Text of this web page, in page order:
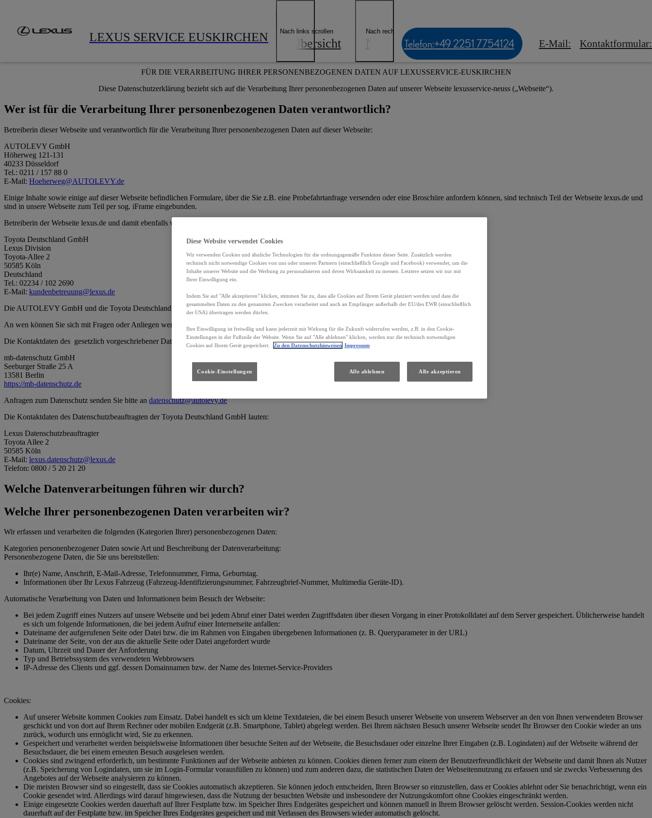
LEXUS SERVICE EUSKIRCHEN Übersicht News & Events Service
Nach links scrollen Nach rechts scrollen
Telefon:+49 2251 7754124 E-Mail: Kontaktformular:
Datenschutzerklärung
FÜR DIE VERARBEITUNG IHRER PERSONENBEZOGENEN DATEN AUF LEXUSSERVICE-EUSKIRCHEN
Diese Datenschutzerklärung bezieht sich auf die Verarbeitung Ihrer personenbezogenen Daten auf unserer Webseite lexusservice-neuss („Webseite“).
Wer ist für die Verarbeitung Ihrer personenbezogenen Daten verantwortlich?
Betreiberin dieser Webseite und verantwortlich für die Verarbeitung Ihrer personenbezogenen Daten auf dieser Webseite:
AUTOLEVY GmbH
Höherweg 121-131
40233 Düsseldorf
Tel.: 0211 / 157 88 0
E-Mail: Hoeherweg@AUTOLEVY.de
Einige Inhalte sowie einige auf dieser Webseite befindlichen Formulare, über die Sie z.B. eine Probefahrtanfrage versenden oder eine Broschüre anfordern können, sind technisch Teil der Webseite lexus.de und
sind in unsere Webseite zum Teil per sog. iFrame eingebunden.
Betreiberin der Webseite lexus.de und damit ebenfalls verantwortlich für die Verarbeitung Ihrer personenbezogenen Daten:
Toyota Deutschland GmbH
Lexus Division
Toyota-Allee 2
50585 Köln
Deutschland
Tel.: 02234 / 102 2690
E-Mail: kundenbetreuung@lexus.de
Die AUTOLEVY GmbH und die Toyota Deutschland GmbH werden nachfolgend gemeinsam „Lexus“, „wir“ und/oder „uns“ genannt.
An wen können Sie sich mit Fragen oder Anliegen wenden?
Die Kontaktdaten des gesetzlich vorgeschriebener Datenschutzbeauftragten der AUTOLEVY GmbH lauten:
mb-datenschutz GmbH
Seeburger Straße 25 A
13581 Berlin
https://mb-datenschutz.de
Anfragen zum Datenschutz senden Sie bitte an datenschutz@autolevy.de
Die Kontaktdaten des Datenschutzbeauftragten der Toyota Deutschland GmbH lauten:
Lexus Datenschutzbeauftragter
Toyota Allee 2
50585 Köln
E-Mail: lexus.datenschutz@lexus.de
Telefon: 0800 / 5 20 21 20
Welche Datenverarbeitungen führen wir durch?
Welche Ihrer personenbezogenen Daten verarbeiten wir?
Wir erfassen und verarbeiten die folgenden (Kategorien Ihrer) personenbezogenen Daten:
Kategorien personenbezogener Daten sowie Art und Beschreibung der Datenverarbeitung:
Personenbezogene Daten, die Sie uns bereitstellen:
Ihr(e) Name, Anschrift, E-Mail-Adresse, Telefonnummer, Firma, Geburtstag.
Informationen über Ihr Lexus Fahrzeug (Fahrzeug-Identifizierungsnummer, Fahrzeugbrief-Nummer, Multimedia Geräte-ID).
Automatische Verarbeitung von Daten und Informationen beim Besuch der Webseite:
Bei jedem Zugriff eines Nutzers auf unsere Webseite und bei jedem Abruf einer Datei werden Zugriffsdaten über diesen Vorgang in einer Protokolldatei auf dem Server gespeichert. Üblicherweise handelt
es sich um folgende Informationen, die bei jedem Aufruf einer Internetseite anfallen:
Dateiname der aufgerufenen Seite oder Datei bzw. die im Rahmen von Eingaben übergebenen Informationen (z. B. Queryparameter in der URL)
Dateiname der Seite, von der aus die aktuelle Seite oder Datei angefordert wurde
Datum, Uhrzeit und Dauer der Anforderung
Typ und Betriebssystem des verwendeten Webbrowsers
IP-Adresse des Clients und ggf. dessen Domainnamen bzw. der Name des Internet-Service-Providers
Cookies:
Auf unserer Website kommen Cookies zum Einsatz. Dabei handelt es sich um kleine Textdateien, die bei einem Besuch unserer Webseite von unserem Webserver an den von Ihnen verwendeten Browser
geschickt und von dort auf Ihrem Rechner oder mobilen Endgerät (z.B. Smartphone, Tablet) abgelegt werden. Bei Ihrem nächsten Besuch unserer Webseite sendet Ihr Browser den Cookie wieder an uns
zurück, wodurch uns ermöglicht wird, Sie zu erkennen.
Gespeichert und verarbeitet werden beispielsweise Informationen über besuchte Seiten auf der Webseite, die Besuchsdauer oder einzelne Ihrer Eingaben (z.B. Logindaten) auf der Webseite während der
Besuchsdauer, die bei einem erneuten Besuch ausgelesen werden.
Cookies sind zwingend erforderlich, um bestimmte Funktionen auf der Webseite anbieten zu können. Cookies dienen ferner zum einem der Benutzerfreundlichkeit der Webseite und damit Ihnen als Nutzer
(z.B. Speicherung von Logindaten, um sie im Login-Formular vorausfüllen zu können) und zum anderen dazu, die statistischen Daten der Webseitennutzung zu erfassen und sie zwecks Verbesserung des
Angebotes auf der Webseite analysieren zu können.
Die meisten Browser sind so eingestellt, dass sie Cookies automatisch akzeptieren. Sie können jedoch entscheiden, Ihren Browser so einzustellen, dass er Cookies ablehnt oder Sie benachrichtigt, wenn ein
Cookie gesendet wird. Allerdings wird darauf hingewiesen, dass die Nutzung der besuchten Website und insbesondere der Nutzungskomfort ohne Cookies eingeschränkt werden.
Einige eingesetzte Cookies werden dauerhaft auf Ihrer Festplatte bzw. im Speicher Ihres Endgerätes gespeichert und können manuell in Ihrem Browser gelöscht werden. Session-Cookies werden nicht
dauerhaft auf der Festplatte bzw. im Speicher Ihres Endgerätes gespeichert und mit Verlassen des Browsers wieder automatisch gelöscht.
Diese Website verwendet Cookies
Wir verwenden Cookies und ähnliche Technologien für die ordnungsgemäße Funktion dieser Seite. Zusätzlich werden
technisch nicht notwendige Cookies von uns oder unseren Partnern (einschließlich Google und Facebook) verwendet, um die
Inhalte unserer Website und die Werbung zu personalisieren und deren Wirksamkeit zu messen. Letztere setzen wir nur mit
Ihrer Einwilligung ein.
Indem Sie auf "Alle akzeptieren" klicken, stimmen Sie zu, dass alle Cookies auf Ihrem Gerät platziert werden und dass die
gesammelten Daten zu den genannten Zwecken verarbeitet und auch an Empfänger außerhalb der EU/des EWR (einschließlich
der USA) übertragen werden dürfen.
Ihre Einwilligung ist freiwillig und kann jederzeit mit Wirkung für die Zukunft widerrufen werden, z.B. in den Cookie-
Einstellungen in der Fußzeile der Website. Wenn Sie auf "Alle ablehnen" klicken, werden nur die technisch notwendigen
Cookies auf Ihrem Gerät gespeichert.
Zu den Datenschutzhinweisen Impressum
Cookie-Einstellungen Alle ablehnen Alle akzeptieren